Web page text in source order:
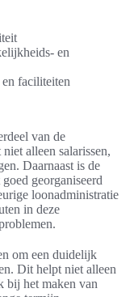
en
faciliteiten
van de
alleen salarissen,
Daarnaast is de
georganiseerd
loonadministratie
in deze
om een duidelijk
Dit helpt niet alleen
bij het maken van